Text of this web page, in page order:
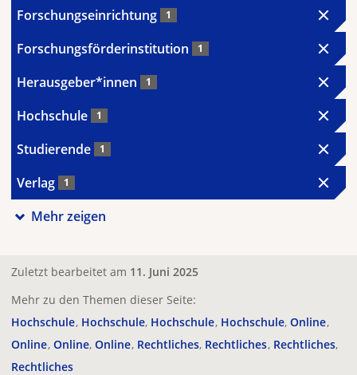
Forschungseinrichtung 1
Forschungsförderinstitution 1
Herausgeber*innen 1
Hochschule 1
Studierende 1
Verlag 1
Mehr zeigen
Zuletzt bearbeitet am 11. Juni 2025
Mehr zu den Themen dieser Seite:
Hochschule Hochschule Hochschule Hochschule Online
Online Online Online Rechtliches Rechtliches Rechtliches
Rechtliches